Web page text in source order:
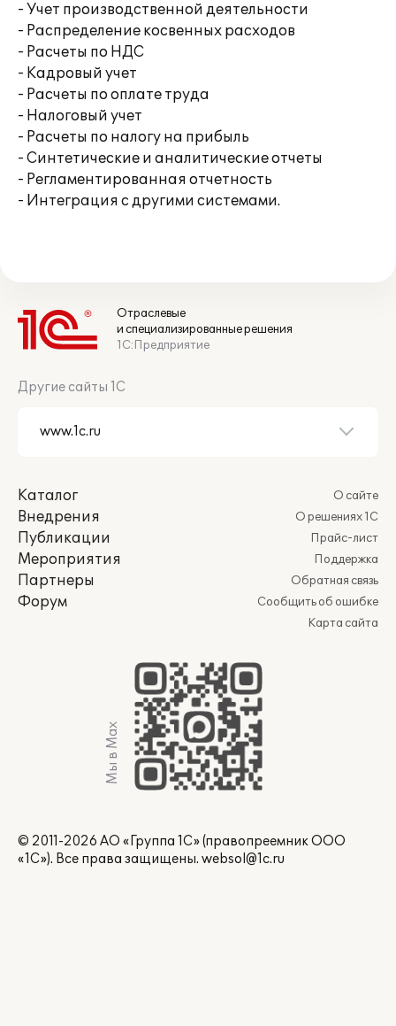
- Учет производственной деятельности
- Распределение косвенных расходов
- Расчеты по НДС
- Кадровый учет
- Расчеты по оплате труда
- Налоговый учет
- Расчеты по налогу на прибыль
- Синтетические и аналитические отчеты
- Регламентированная отчетность
- Интеграция с другими системами.
Отраслевые
и специализированные решения
1С:Предприятие
Другие сайты 1С
Каталог
Внедрения
Публикации
Мероприятия
Партнеры
Форум
О сайте
О решениях 1С
Прайс-лист
Поддержка
Обратная связь
Сообщить об ошибке
Карта сайта
Мы в Max
© 2011-2026 АО «Группа 1С» (правопреемник ООО
«1С»). Все права защищены. websol@1c.ru